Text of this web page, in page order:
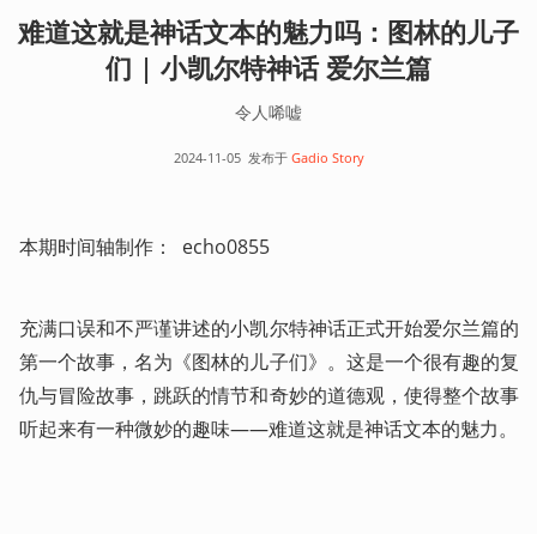
难道这就是神话文本的魅力吗：图林的儿子
们 | 小凯尔特神话 爱尔兰篇
令人唏嘘
2024-11-05 发布于 Gadio Story
本期时间轴制作：  echo0855
充满口误和不严谨讲述的小凯尔特神话正式开始爱尔兰篇的
第一个故事，名为《图林的儿子们》。这是一个很有趣的复
仇与冒险故事，跳跃的情节和奇妙的道德观，使得整个故事
听起来有一种微妙的趣味——难道这就是神话文本的魅力。